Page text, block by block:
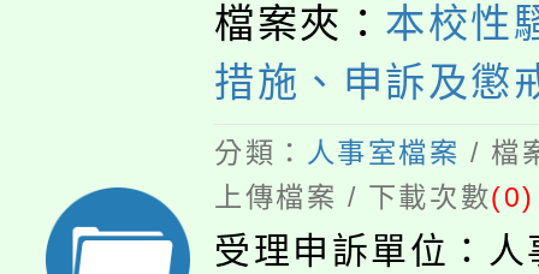
檔案夾： 本校性
措施、申訴及懲
分類： 人事室檔案 / 檔
上傳檔案 / 下載次數(0)
受理申訴單位：